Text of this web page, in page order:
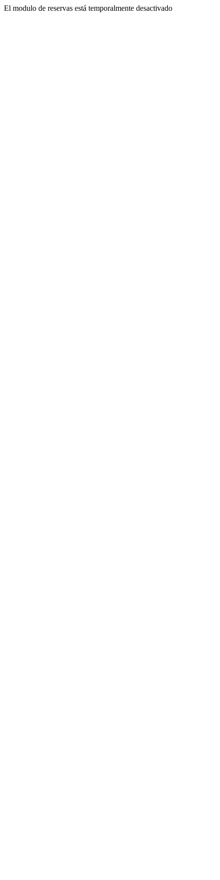
El modulo de reservas está temporalmente desactivado